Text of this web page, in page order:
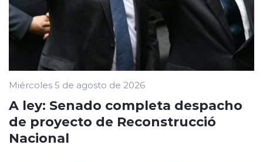
Miércoles 5 de agosto de 2026
A ley: Senado completa despacho
de proyecto de Reconstrucció
Nacional